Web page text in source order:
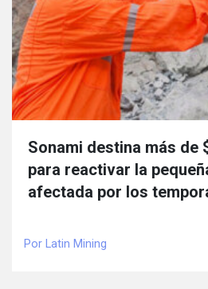
Sonami destina más de
para reactivar la
afectada por los
Por Latin Mining